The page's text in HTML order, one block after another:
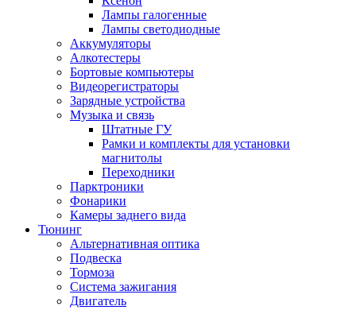
Лампы галогенные
Лампы светодиодные
Аккумуляторы
Алкотестеры
Бортовые компьютеры
Видеорегистраторы
Зарядные устройства
Музыка и связь
Штатные ГУ
Рамки и комплекты для установки
магнитолы
Переходники
Парктроники
Фонарики
Камеры заднего вида
Тюнинг
Альтернативная оптика
Подвеска
Тормоза
Система зажигания
Двигатель